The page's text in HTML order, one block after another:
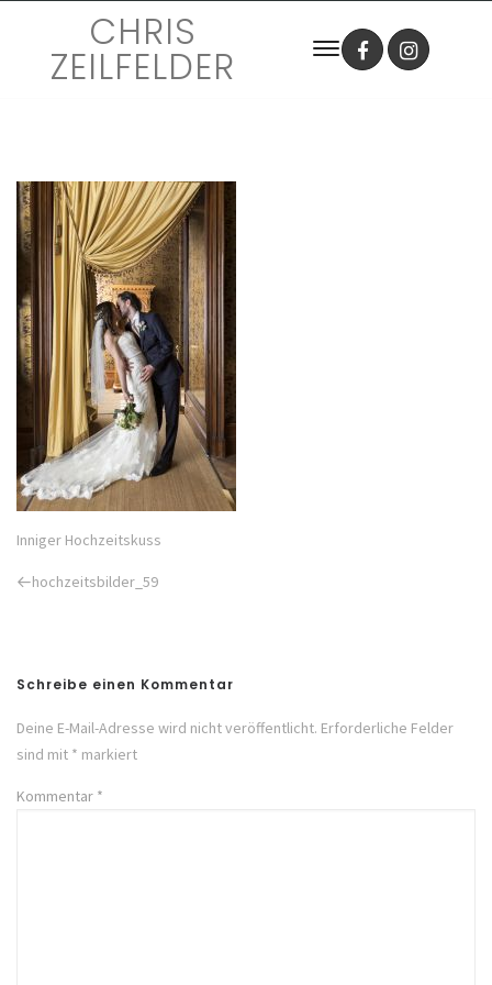
CHRIS
ZEILFELDER
Inniger Hochzeitskuss
Previous
hochzeitsbilder_59
Schreibe einen Kommentar
Deine E-Mail-Adresse wird nicht veröffentlicht. Erforderliche Felder
sind mit * markiert
Kommentar *